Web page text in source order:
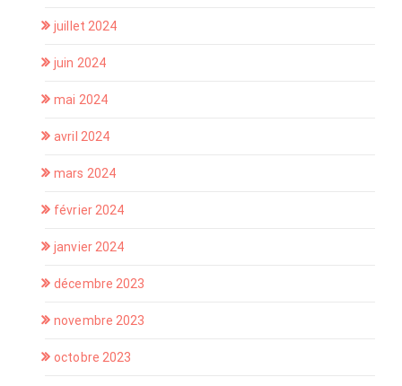
juillet 2024
juin 2024
mai 2024
avril 2024
mars 2024
février 2024
janvier 2024
décembre 2023
novembre 2023
octobre 2023